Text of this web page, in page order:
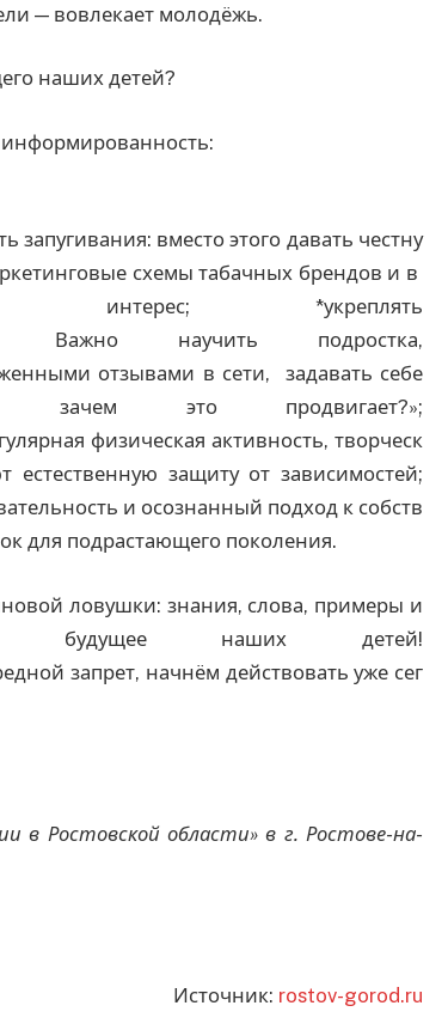
— вовлекает молодёжь.
наших детей?
запугивания: вместо этого давать честну
схемы табачных брендов и в
*укреплять
Важно научить подростка,
отзывами в сети, задавать себе
это продвигает?»;
физическая активность, творческ
защиту от зависимостей;
и осознанный подход к собств
для подрастающего поколения.
ловушки: знания, слова, примеры и
будущее наших детей!
запрет, начнём действовать уже сег
в Ростовской области» в г. Ростове-на-
Источник: rostov-gorod.ru